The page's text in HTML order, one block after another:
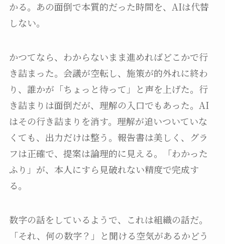
かる。あの面倒で本質的だった時間を、AIは代替
しない。
かつてなら、わからないまま進めればどこかで行
き詰まった。会議が空転し、施策が的外れに終わ
り、誰かが「ちょっと待って」と声を上げた。行
き詰まりは面倒だが、理解の入口でもあった。AI
はその行き詰まりを消す。理解が追いついていな
くても、出力だけは整う。報告書は美しく、グラ
フは正確で、提案は論理的に見える。「わかった
ふり」が、本人にすら見破れない精度で完成す
る。
数字の話をしているようで、これは組織の話だ。
「それ、何の数字？」と聞ける空気があるかどう